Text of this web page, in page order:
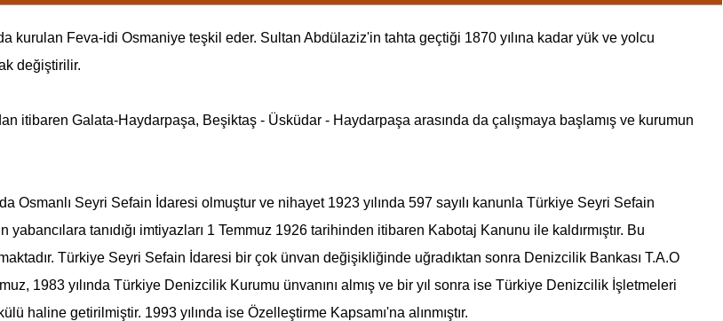
kurulan Feva-idi Osmaniye teşkil eder. Sultan Abdülaziz'in tahta geçtiği 1870 yılına kadar yük ve yolcu
değiştirilir.
itibaren Galata-Haydarpaşa, Beşiktaş - Üsküdar - Haydarpaşa arasında da çalışmaya başlamış ve kurumun
Osmanlı Seyri Sefain İdaresi olmuştur ve nihayet 1923 yılında 597 sayılı kanunla Türkiye Seyri Sefain
yabancılara tanıdığı imtiyazları 1 Temmuz 1926 tarihinden itibaren Kabotaj Kanunu ile kaldırmıştır. Bu
Türkiye Seyri Sefain İdaresi bir çok ünvan değişikliğinde uğradıktan sonra Denizcilik Bankası T.A.O
1983 yılında Türkiye Denizcilik Kurumu ünvanını almış ve bir yıl sonra ise Türkiye Denizcilik İşletmeleri
haline getirilmiştir. 1993 yılında ise Özelleştirme Kapsamı'na alınmıştır.